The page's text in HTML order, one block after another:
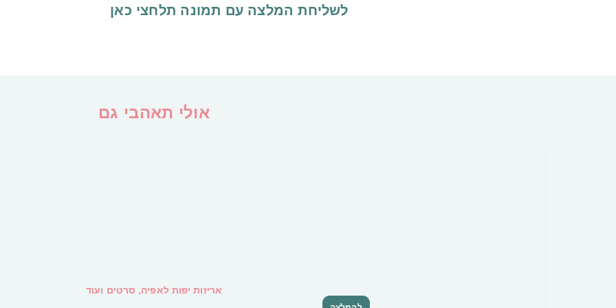
לשליחת המלצה עם תמונה תלחצי כאן
אולי תאהבי גם
אריזות יפות לאפיה, סרטים ועוד